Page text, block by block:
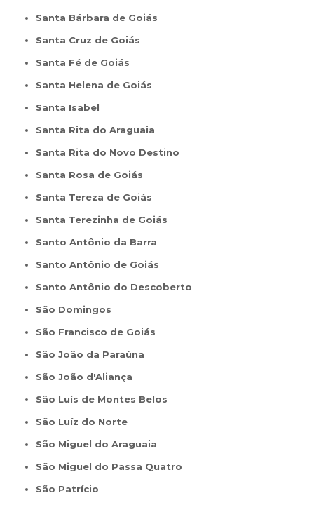
Santa Bárbara de Goiás
Santa Cruz de Goiás
Santa Fé de Goiás
Santa Helena de Goiás
Santa Isabel
Santa Rita do Araguaia
Santa Rita do Novo Destino
Santa Rosa de Goiás
Santa Tereza de Goiás
Santa Terezinha de Goiás
Santo Antônio da Barra
Santo Antônio de Goiás
Santo Antônio do Descoberto
São Domingos
São Francisco de Goiás
São João da Paraúna
São João d'Aliança
São Luís de Montes Belos
São Luíz do Norte
São Miguel do Araguaia
São Miguel do Passa Quatro
São Patrício